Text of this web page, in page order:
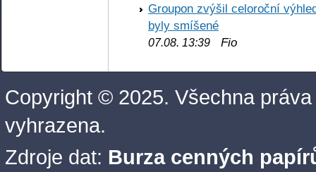
Groupon zvýšil celoroční
byly smíšené
07.08. 13:39 Fio
Copyright © 2025. Všechna práva
vyhrazena.
Zdroje dat: Burza cenných